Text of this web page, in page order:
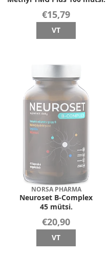
€15,79
VT
NORSA PHARMA
Neuroset B-Complex
45 mütsi.
€20,90
VT